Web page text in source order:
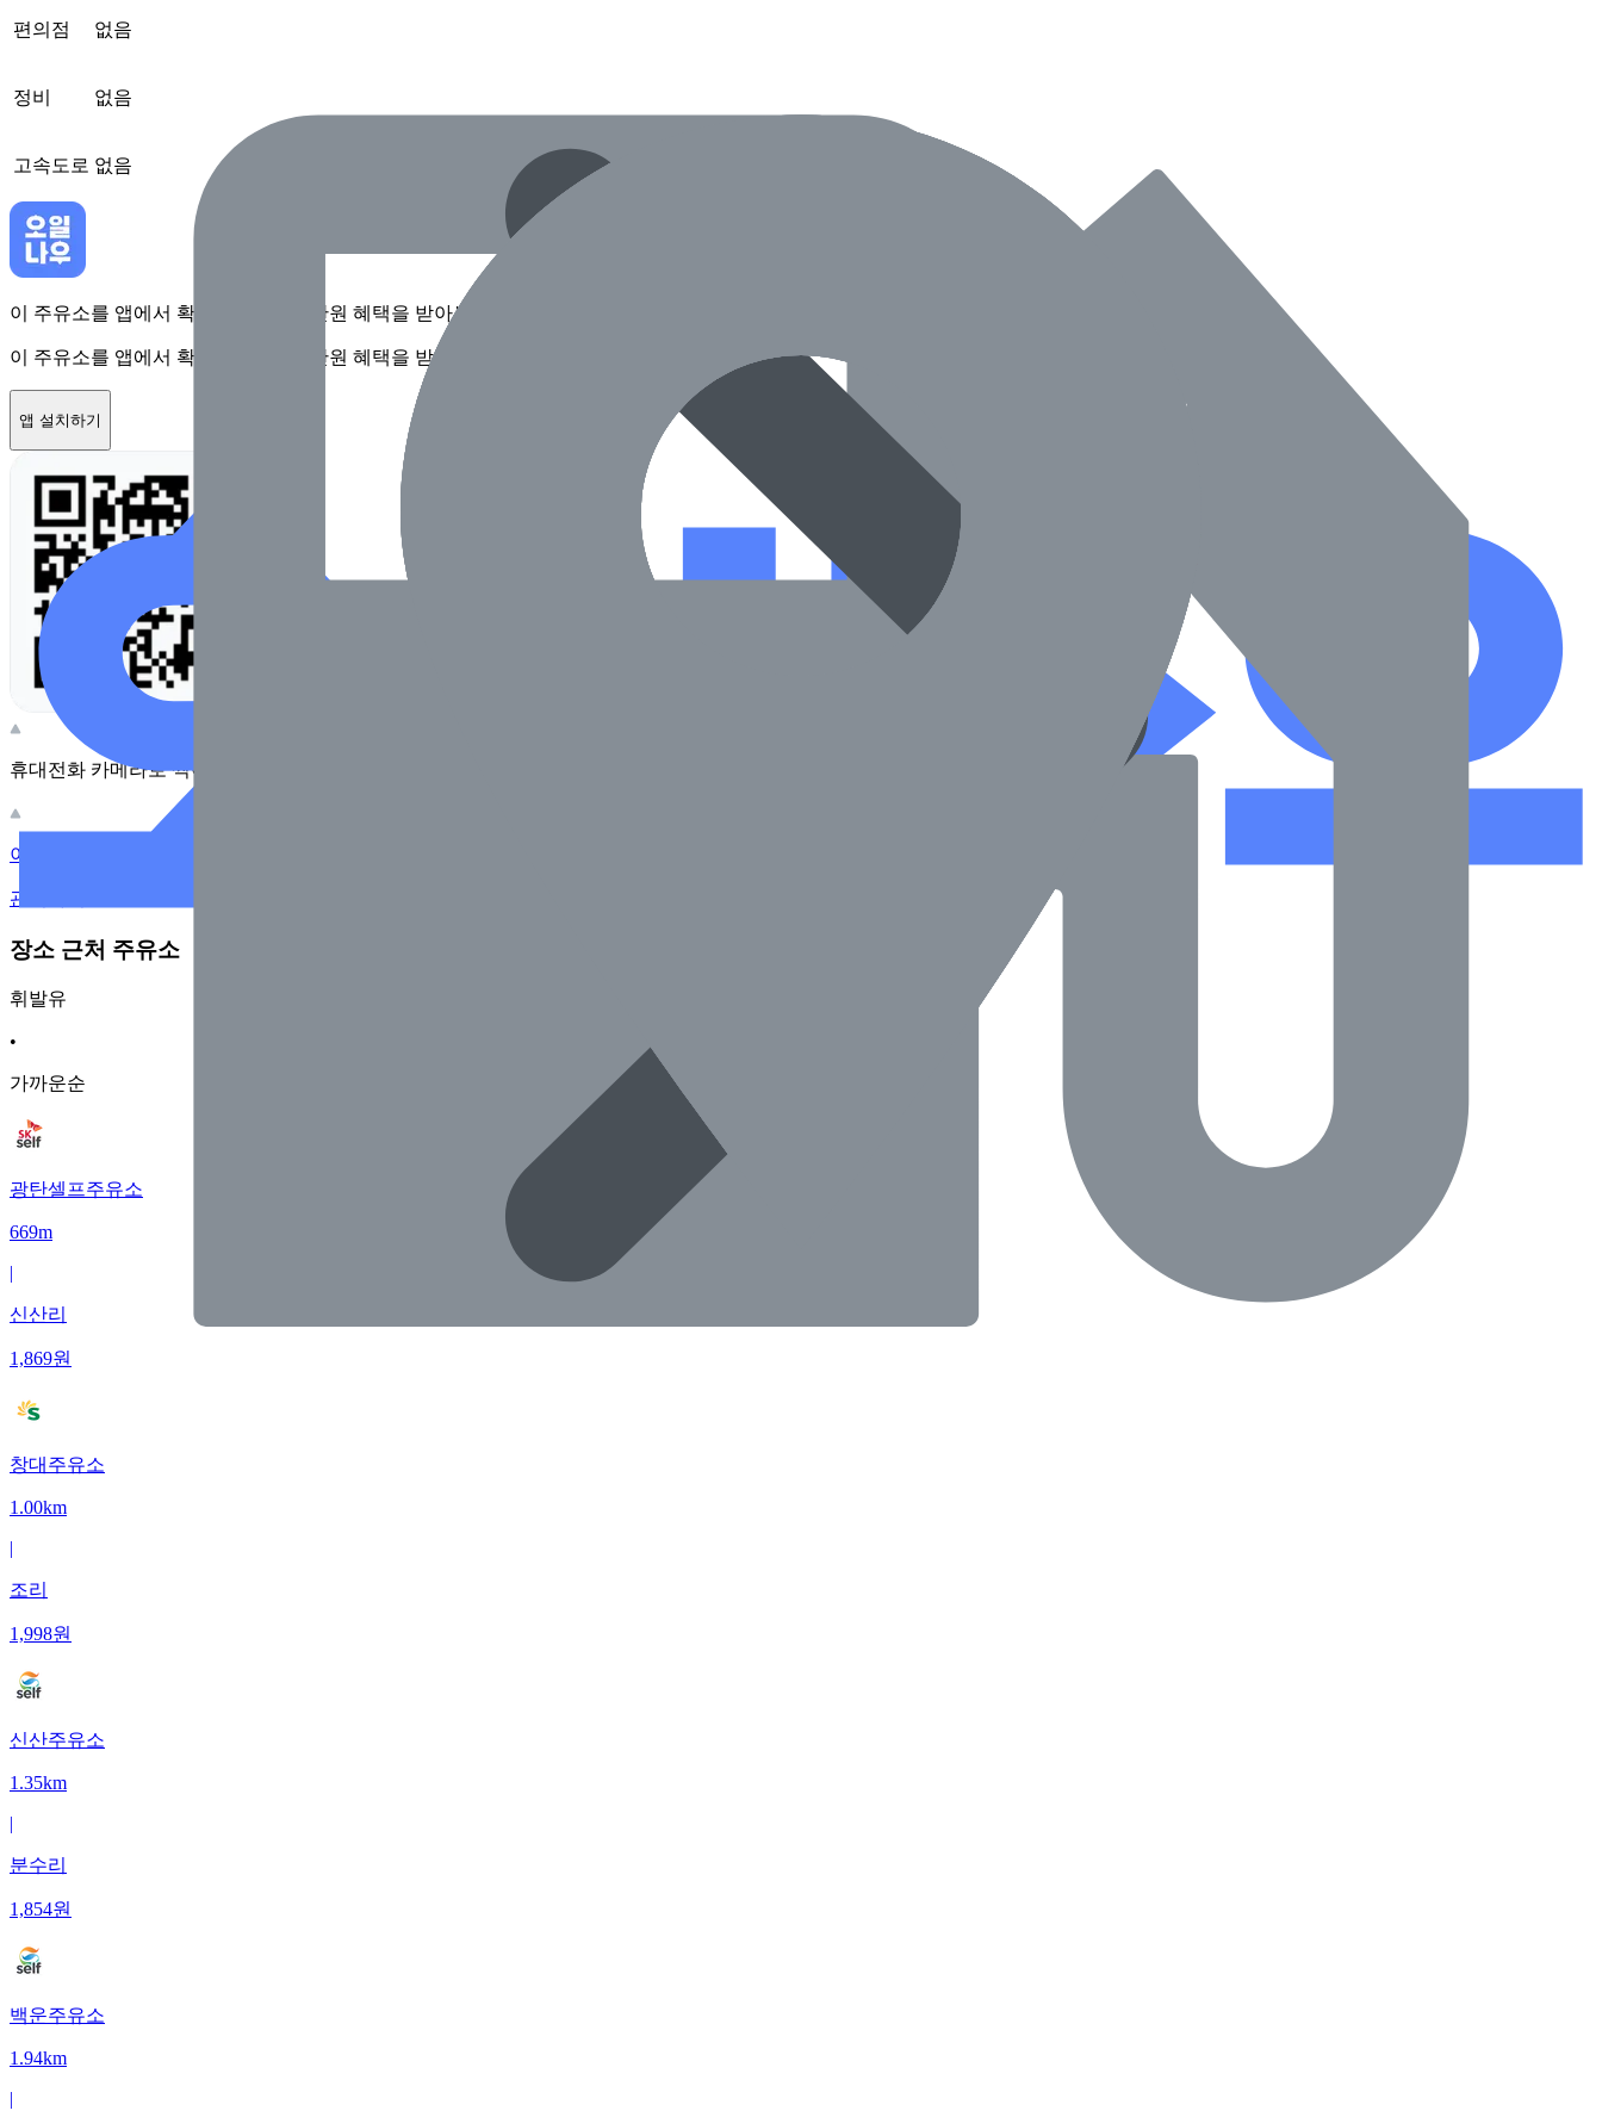
편의점 없음
정비 없음
고속도로 없음
이 주유소를 앱에서 확인하고 최대 1만원 혜택을 받아보세요
이 주유소를 앱에서 확인하고 최대 1만원 혜택을 받아보세요
앱 설치하기
휴대전화 카메라로 찍어보세요
이 주유소의 사장님이신가요?
관리하기
장소 근처 주유소
휘발유
•
가까운순
광탄셀프주유소
669m
|
신산리
1,869원
창대주유소
1.00km
|
조리
1,998원
신산주유소
1.35km
|
분수리
1,854원
백운주유소
1.94km
|